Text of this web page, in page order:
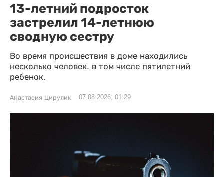
13-летний подросток
застрелил 14-летнюю
сводную сестру
Во время происшествия в доме находились
несколько человек, в том числе пятилетний
ребенок.
Анастасия Цирулик 07.08.2026, 01:29